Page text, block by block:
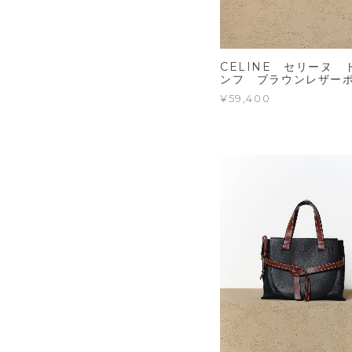
CELINE セリーヌ
ンフ ブラウンレザー
¥59,400